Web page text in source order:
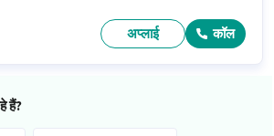
वेतन संरचना मिलती है।
अप्लाई कॉल
हैं?